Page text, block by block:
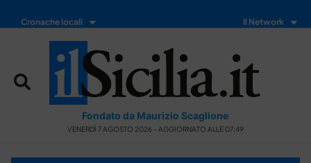
Cronache locali Il Network
Fondato da Maurizio Scaglione
VENERDÌ 7 AGOSTO 2026 - AGGIORNATO ALLE 07:49